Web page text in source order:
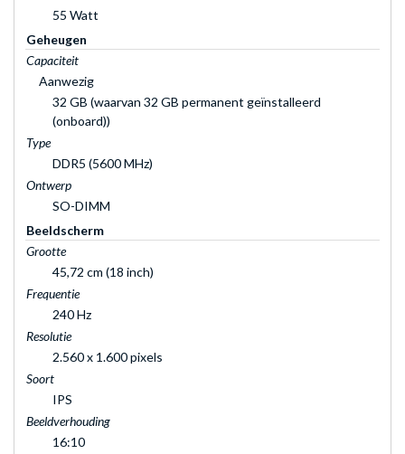
55 Watt
Geheugen
Capaciteit
Aanwezig
32 GB (waarvan 32 GB permanent geïnstalleerd
(onboard))
Type
DDR5 (5600 MHz)
Ontwerp
SO-DIMM
Beeldscherm
Grootte
45,72 cm (18 inch)
Frequentie
240 Hz
Resolutie
2.560 x 1.600 pixels
Soort
IPS
Beeldverhouding
16:10